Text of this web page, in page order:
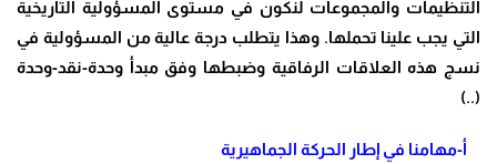
التنظيمات والمجموعات لنكون في مستوى المسؤولية التاريخية
التي يجب علينا تحملها. وهذا يتطلب درجة عالية من المسؤولية في
نسج هذه العلاقات الرفاقية وضبطها وفق مبدأ وحدة-نقد-وحدة
(..)
أ-مهامنا في إطار الحركة الجماهيرية